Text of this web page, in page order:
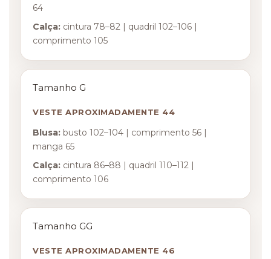
64
Calça: cintura 78–82 | quadril 102–106 |
comprimento 105
Tamanho G
VESTE APROXIMADAMENTE 44
Blusa: busto 102–104 | comprimento 56 |
manga 65
Calça: cintura 86–88 | quadril 110–112 |
comprimento 106
Tamanho GG
VESTE APROXIMADAMENTE 46